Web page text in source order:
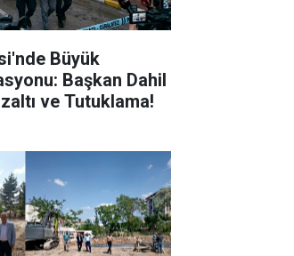
Büyük
Başkan Dahil
ve Tutuklama!